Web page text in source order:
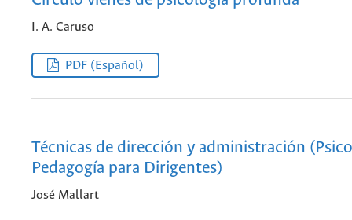
I. A. Caruso
PDF (Español)
Técnicas de dirección y administración
Pedagogía para Dirigentes)
José Mallart